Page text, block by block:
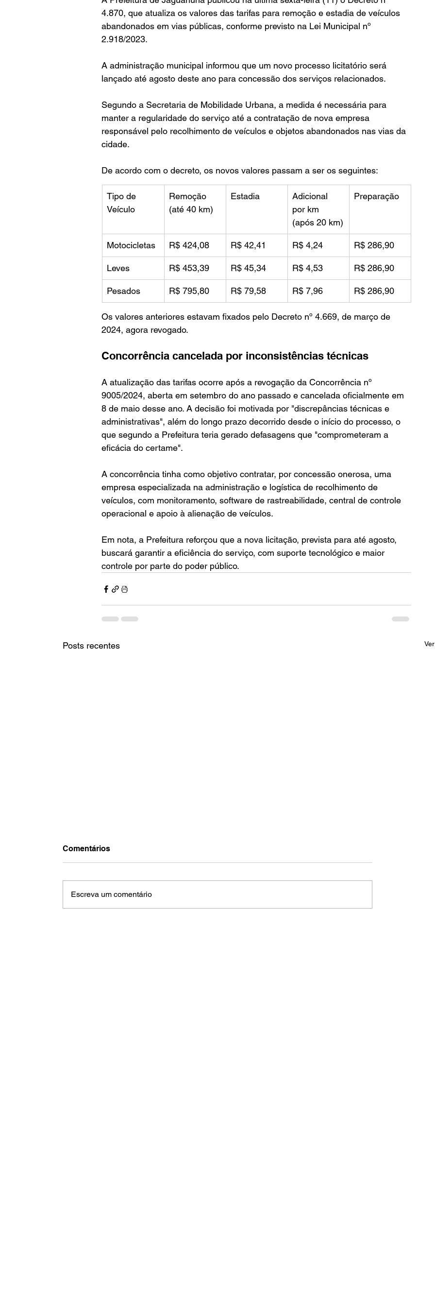
4.870, que atualiza os valores das tarifas para remoção e estadia de veículos
abandonados em vias públicas, conforme previsto na Lei Municipal nº
2.918/2023.
A administração municipal informou que um novo processo licitatório será
lançado até agosto deste ano para concessão dos serviços relacionados.
Segundo a Secretaria de Mobilidade Urbana, a medida é necessária para
manter a regularidade do serviço até a contratação de nova empresa
responsável pelo recolhimento de veículos e objetos abandonados nas vias da
cidade.
De acordo com o decreto, os novos valores passam a ser os seguintes:
Tipo de
Veículo
Remoção
(até 40 km)
Estadia
Adicional
por km
(após 20 km)
Preparação
Motocicletas R$ 424,08 R$ 42,41 R$ 4,24 R$ 286,90
Leves R$ 453,39 R$ 45,34 R$ 4,53 R$ 286,90
Pesados R$ 795,80 R$ 79,58 R$ 7,96 R$ 286,90
Os valores anteriores estavam fixados pelo Decreto nº 4.669, de março de
2024, agora revogado.
Concorrência cancelada por inconsistências técnicas
A atualização das tarifas ocorre após a revogação da Concorrência nº
9005/2024, aberta em setembro do ano passado e cancelada oficialmente em
8 de maio desse ano. A decisão foi motivada por "discrepâncias técnicas e
administrativas", além do longo prazo decorrido desde o início do processo, o
que segundo a Prefeitura teria gerado defasagens que "comprometeram a
eficácia do certame".
A concorrência tinha como objetivo contratar, por concessão onerosa, uma
empresa especializada na administração e logística de recolhimento de
veículos, com monitoramento, software de rastreabilidade, central de controle
operacional e apoio à alienação de veículos.
Em nota, a Prefeitura reforçou que a nova licitação, prevista para até agosto,
buscará garantir a eficiência do serviço, com suporte tecnológico e maior
controle por parte do poder público.
Posts recentes
Comentários
Escreva um comentário